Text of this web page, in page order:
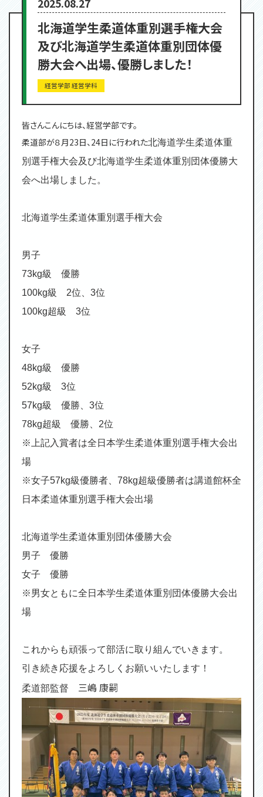
2025.08.27
北海道学生柔道体重別選手権大会
及び北海道学生柔道体重別団体優
勝大会へ出場、優勝しました！
経営学部 経営学科
皆さんこんにちは、経営学部です。
柔道部が８月23日、24日に行われた北海道学生柔道体重
別選手権大会及び北海道学生柔道体重別団体優勝大
会へ出場しました。
北海道学生柔道体重別選手権大会
男子
73kg級 優勝
100kg級 2位、 3位
100kg超級 3位
女子
48kg級 優勝
52kg級 3位
57kg級 優勝、 3位
78kg超級 優勝、 2位
※ 上記入賞者は全日本学生柔道体重別選手権大会出
場
※女子57kg級優勝者、 78kg超級優勝者は講道館杯全
日本柔道体重別選手権大会出場
北海道学生柔道体重別団体優勝大会
男子 優勝
女子 優勝
※男女ともに全日本学生柔道体重別団体優勝大会出
場
これからも頑張って部活に取り組んでいきます。
引き続き応援をよろしくお願いいたします！
柔道部監督 三嶋 康嗣